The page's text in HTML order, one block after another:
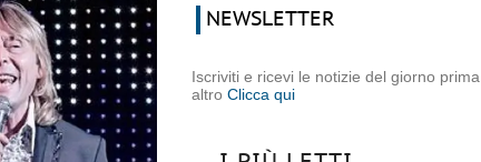
NEWSLETTER
Iscriviti e ricevi le notizie del giorno
altroClicca qui